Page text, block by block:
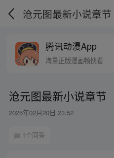
沧元图最新小说章节
腾讯动漫App
海量正版漫画畅快看
沧元图最新小说章节
2025年02月20日 23:52
1个回答